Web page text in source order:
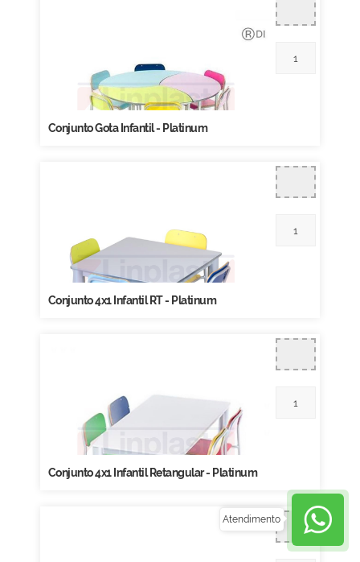
Conjunto Gota Infantil - Platinum
Conjunto 4x1 Infantil RT - Platinum
Conjunto 4x1 Infantil Retangular - Platinum
Atendimento